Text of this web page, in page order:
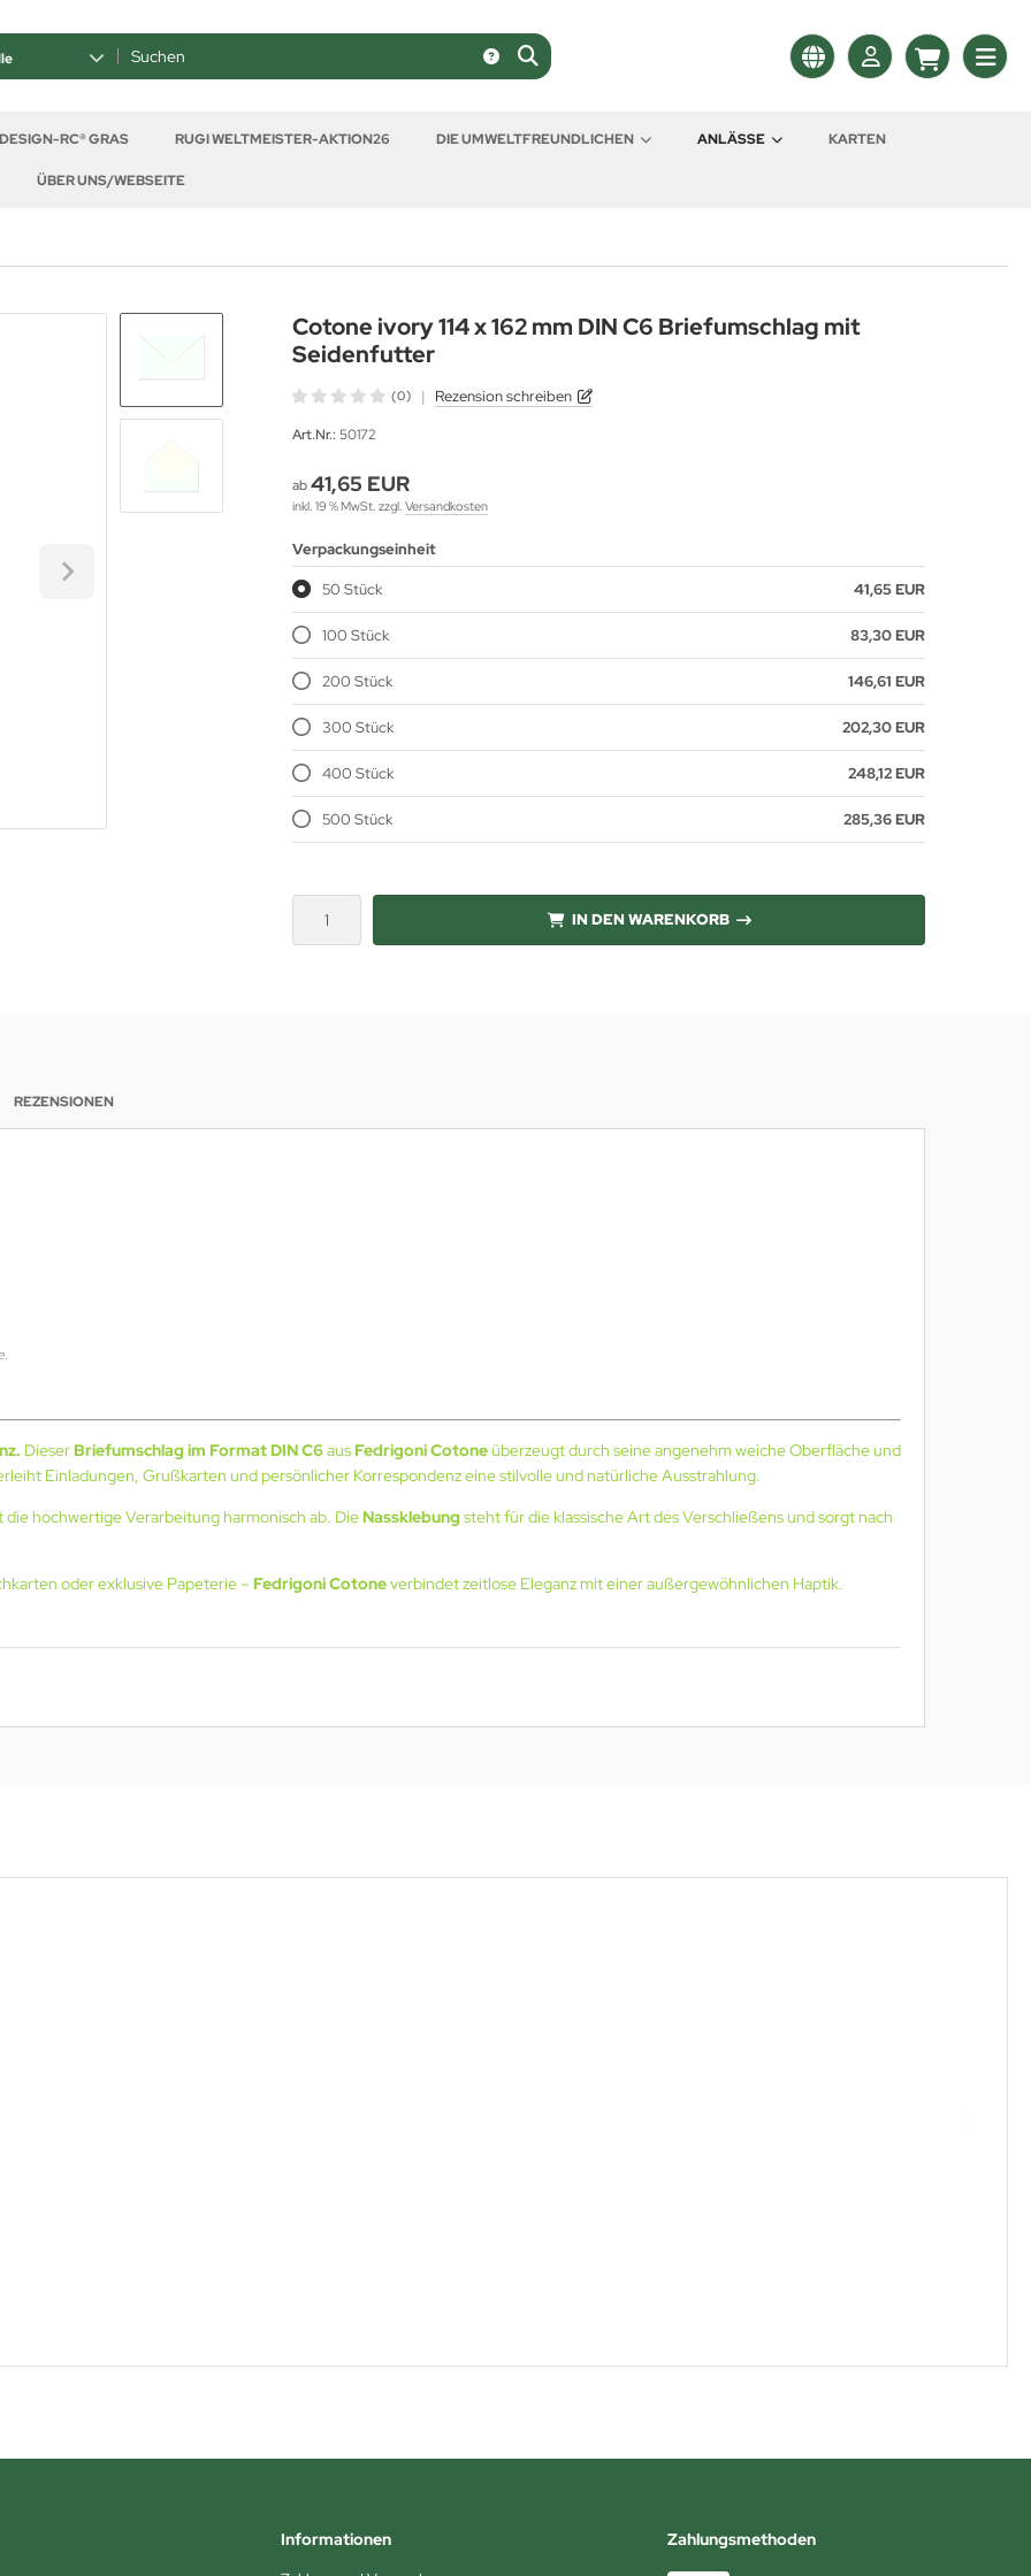
RC® GRAS RUGI WELTMEISTER-AKTION26 DIE UMWELTFREUNDLICHEN ANLÄSSE KARTEN
ÜBER UNS/WEBSEITE
Cotone ivory 114 x 162 mm DIN C6 Briefumschlag mit
Seidenfutter
(0) | Rezension schreiben
Art.Nr.: 50172
ab41,65 EUR
inkl. 19 % MwSt. zzgl. Versandkosten
Verpackungseinheit
50 Stück 41,65 EUR
100 Stück 83,30 EUR
200 Stück 146,61 EUR
300 Stück 202,30 EUR
400 Stück 248,12 EUR
500 Stück 285,36 EUR
IN DEN WARENKORB
REZENSIONEN
DieserBriefumschlag im Format DIN C6ausFedrigoni Cotoneüberzeugt durch seine angenehm weiche Oberfläche und
Einladungen, Grußkarten und persönlicher Korrespondenz eine stilvolle und natürliche Ausstrahlung.
hochwertige Verarbeitung harmonisch ab. DieNassklebung steht für die klassische Art des Verschließens und sorgt nach
oder exklusive Papeterie – Fedrigoni Cotoneverbindet zeitlose Eleganz mit einer außergewöhnlichen Haptik.
Informationen Zahlungsmethoden